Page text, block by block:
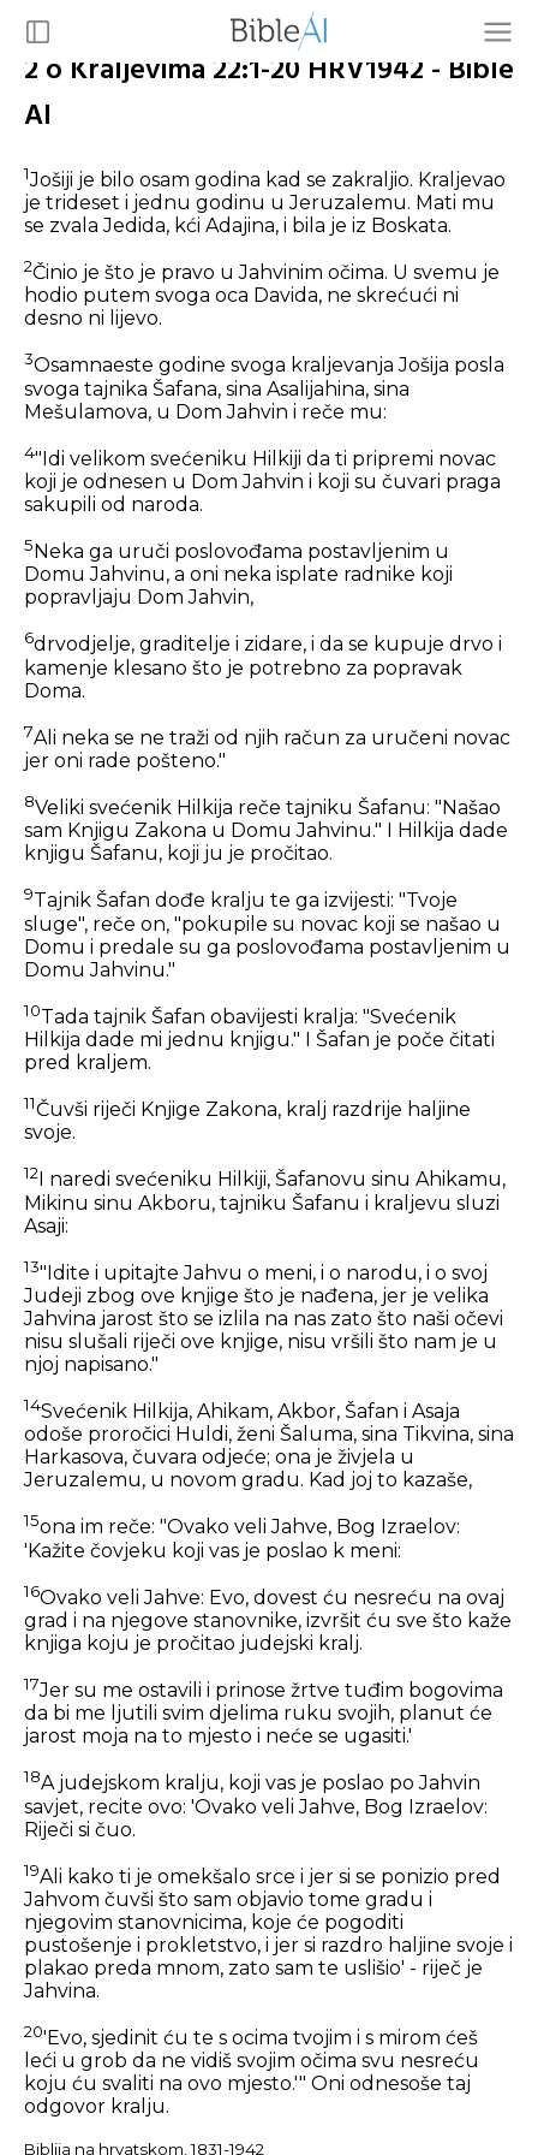
2 o Kraljevima 22:1-20 HRV1942 - Bible
AI
1Jošiji je bilo osam godina kad se zakraljio. Kraljevao
je trideset i jednu godinu u Jeruzalemu. Mati mu
se zvala Jedida, kći Adajina, i bila je iz Boskata.
2Činio je što je pravo u Jahvinim očima. U svemu je
hodio putem svoga oca Davida, ne skrećući ni
desno ni lijevo.
3Osamnaeste godine svoga kraljevanja Jošija posla
svoga tajnika Šafana, sina Asalijahina, sina
Mešulamova, u Dom Jahvin i reče mu:
4"Idi velikom svećeniku Hilkiji da ti pripremi novac
koji je odnesen u Dom Jahvin i koji su čuvari praga
sakupili od naroda.
5 Neka ga uruči poslovođama postavljenim u
Domu Jahvinu, a oni neka isplate radnike koji
popravljaju Dom Jahvin,
6drvodjelje, graditelje i zidare, i da se kupuje drvo i
kamenje klesano što je potrebno za popravak
Doma.
7Ali neka se ne traži od njih račun za uručeni novac
jer oni rade pošteno."
8Veliki svećenik Hilkija reče tajniku Šafanu: "Našao
sam Knjigu Zakona u Domu Jahvinu." I Hilkija dade
knjigu Šafanu, koji ju je pročitao.
9Tajnik Šafan dođe kralju te ga izvijesti: "Tvoje
sluge", reče on, "pokupile su novac koji se našao u
Domu i predale su ga poslovođama postavljenim u
Domu Jahvinu."
10Tada tajnik Šafan obavijesti kralja: "Svećenik
Hilkija dade mi jednu knjigu." I Šafan je poče čitati
pred kraljem.
11Čuvši riječi Knjige Zakona, kralj razdrije haljine
svoje.
12 I naredi svećeniku Hilkiji, Šafanovu sinu Ahikamu,
Mikinu sinu Akboru, tajniku Šafanu i kraljevu sluzi
Asaji:
13"Idite i upitajte Jahvu o meni, i o narodu, i o svoj
Judeji zbog ove knjige što je nađena, jer je velika
Jahvina jarost što se izlila na nas zato što naši očevi
nisu slušali riječi ove knjige, nisu vršili što nam je u
njoj napisano."
14Svećenik Hilkija, Ahikam, Akbor, Šafan i Asaja
odoše proročici Huldi, ženi Šaluma, sina Tikvina, sina
Harkasova, čuvara odjeće; ona je živjela u
Jeruzalemu, u novom gradu. Kad joj to kazaše,
15ona im reče: "Ovako veli Jahve, Bog Izraelov:
'Kažite čovjeku koji vas je poslao k meni:
16Ovako veli Jahve: Evo, dovest ću nesreću na ovaj
grad i na njegove stanovnike, izvršit ću sve što kaže
knjiga koju je pročitao judejski kralj.
17Jer su me ostavili i prinose žrtve tuđim bogovima
da bi me ljutili svim djelima ruku svojih, planut će
jarost moja na to mjesto i neće se ugasiti.'
18A judejskom kralju, koji vas je poslao po Jahvin
savjet, recite ovo: 'Ovako veli Jahve, Bog Izraelov:
Riječi si čuo.
19Ali kako ti je omekšalo srce i jer si se ponizio pred
Jahvom čuvši što sam objavio tome gradu i
njegovim stanovnicima, koje će pogoditi
pustošenje i prokletstvo, i jer si razdro haljine svoje i
plakao preda mnom, zato sam te uslišio' - riječ je
Jahvina.
20'Evo, sjedinit ću te s ocima tvojim i s mirom ćeš
leći u grob da ne vidiš svojim očima svu nesreću
koju ću svaliti na ovo mjesto.'" Oni odnesoše taj
odgovor kralju.
Biblija na hrvatskom, 1831-1942